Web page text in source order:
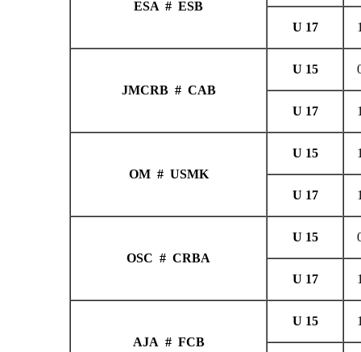
ESA # ESB
JMCRB # CAB
OM # USMK
OSC # CRBA
AJA # FCB